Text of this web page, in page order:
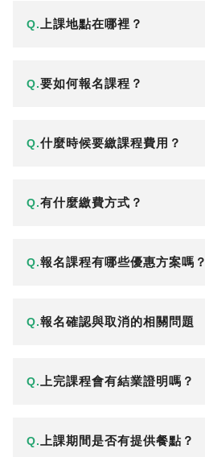
Q. 上課地點在哪裡？
Q.要如何報名課程？
Q.什麼時候要繳課程費用？
Q.有什麼繳費方式？
Q.報名課程有哪些優惠方案嗎？
Q.報名確認與取消的相關問題
Q. 上完課程會有結業證明嗎？
Q. 上課期間是否有提供餐點？